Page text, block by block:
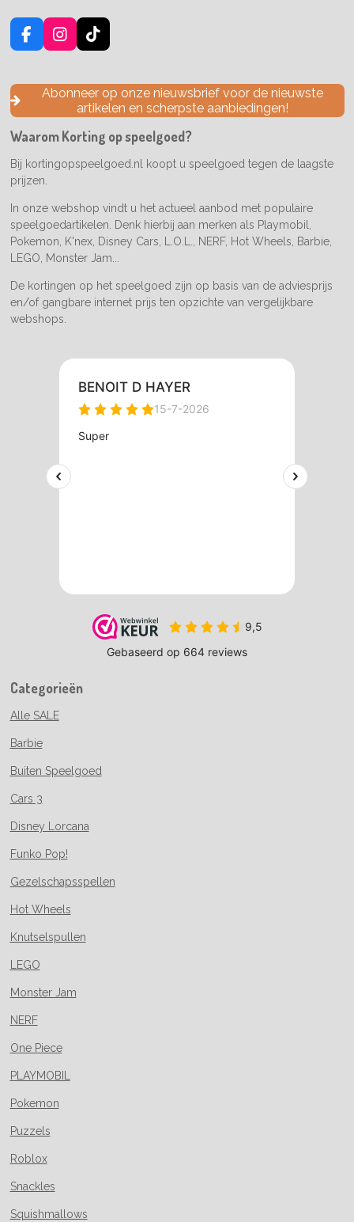
F
a
e
o
k
I
n
t
a
g
a
m
T
i
T
o
k
Abonneer op onze nieuwsbrief voor de nieuwste
artikelen en scherpste aanbiedingen!
Waarom Korting op speelgoed?
Bij kortingopspeelgoed.nl koopt u speelgoed tegen de laagste
prijzen.
In onze webshop vindt u het actueel aanbod met populaire
speelgoedartikelen. Denk hierbij aan merken als Playmobil,
Pokemon, K'nex, Disney Cars, L.O.L., NERF, Hot Wheels, Barbie,
LEGO, Monster Jam...
De kortingen op het speelgoed zijn op basis van de adviesprijs
en/of gangbare internet prijs ten opzichte van vergelijkbare
webshops.
Categorieën
Alle SALE
Barbie
Buiten Speelgoed
Cars 3
Disney Lorcana
Funko Pop!
Gezelschapsspellen
Hot Wheels
Knutselspullen
LEGO
Monster Jam
NERF
One Piece
PLAYMOBIL
Pokemon
Puzzels
Roblox
Snackles
Squishmallows